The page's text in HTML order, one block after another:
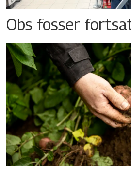
Obs fosser